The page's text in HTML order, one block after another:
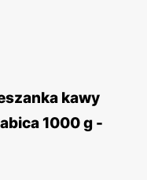
kawy
1000 g -